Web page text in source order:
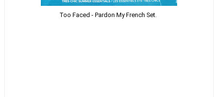
Too Faced - Pardon My French Set.